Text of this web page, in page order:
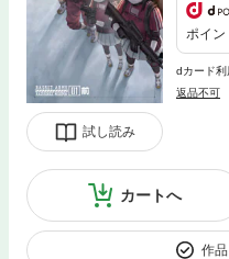
試し読み
ポイン
dカード
返品不可
カートへ
作